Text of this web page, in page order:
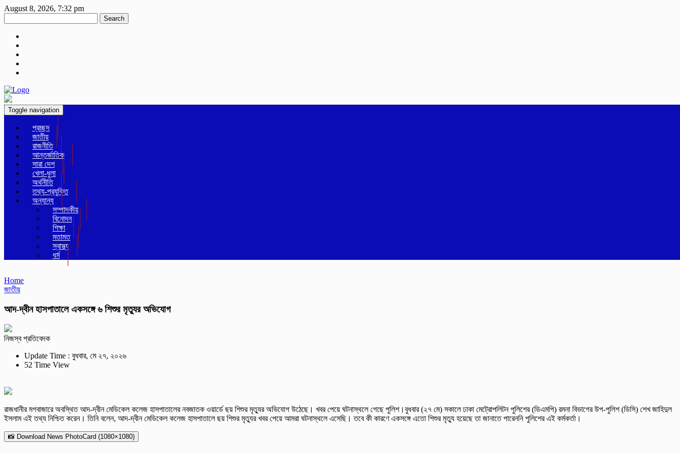
August 8, 2026, 7:32 pm
Search
Toggle navigation
প্রচ্ছদ
জাতীয়
রাজনীতি
আন্তর্জাতিক
সারা দেশ
খেলা-ধুলা
অর্থনীতি
তথ্য-প্রযুক্তি
অন্যান্য
সম্পাদকীয়
বিনোদন
শিক্ষা
মতামত
স্বাস্থ্য
ধর্ম
Home
জাতীয়
আদ-দ্বীন হাসপাতালে একসঙ্গে ৬ শিশুর মৃত্যুর অভিযোগ
নিজস্ব প্রতিবেদক
Update Time : বুধবার, মে ২৭, ২০২৬
52 Time View
রাজধানীর মগবাজারে অবস্থিত আদ-দ্বীন মেডিকেল কলেজ হাসপাতালের নবজাতক ওয়ার্ডে ছয় শিশুর মৃত্যুর অভিযোগ উঠেছে। খবর পেয়ে ঘটনাস্থলে গেছে পুলিশ।বুধবার (২৭ মে) সকালে ঢাকা মেট্রোপলিটন পুলিশের (ডিএমপি) রমনা বিভাগের উপ-পুলিশ (ডিসি) শেখ জাহিদুল
ইসলাম এই তথ্য নিশ্চিত করেন। তিনি বলেন, আদ-দ্বীন মেডিকেল কলেজ হাসপাতালে ছয় শিশুর মৃত্যুর খবর পেয়ে আমরা ঘটনাস্থলে এসেছি। তবে কী কারণে একসঙ্গে এতো শিশুর মৃত্যু হয়েছে তা জানাতে পারেননি পুলিশের এই কর্মকর্তা।
📸 Download News PhotoCard (1080×1080)